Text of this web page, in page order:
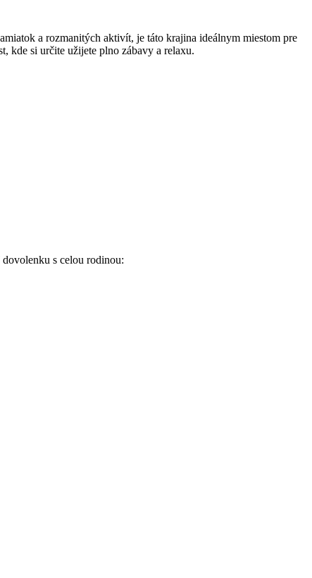
a rozmanitých aktivít,⁣ je táto ⁢krajina ideálnym miestom pre
kde si určite⁣ užijete plno zábavy a relaxu.
s celou⁢ rodinou: